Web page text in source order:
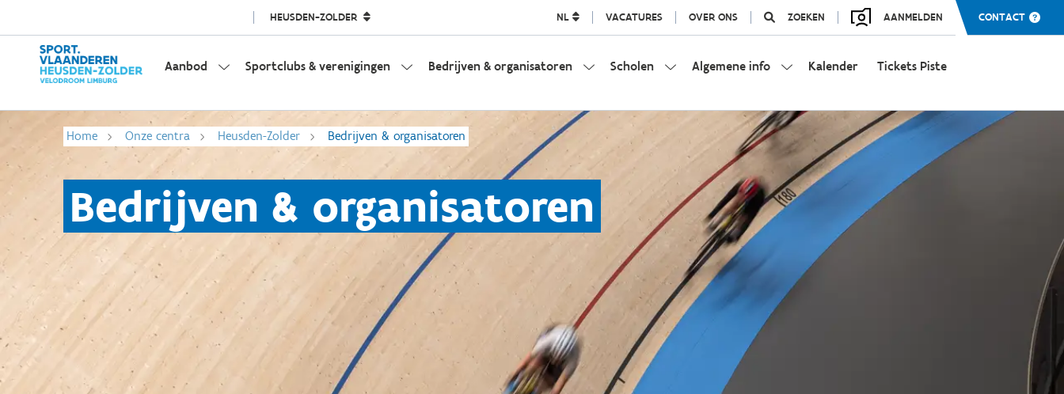
HEUSDEN-ZOLDER NL VACATURES OVER ONS ZOEKEN AANMELDEN CONTACT
Aanbod Sportclubs & verenigingen Bedrijven & organisatoren Scholen Algemene info Kalender Tickets Piste
Home Onze centra Heusden-Zolder Bedrijven & organisatoren
Bedrijven & organisatoren